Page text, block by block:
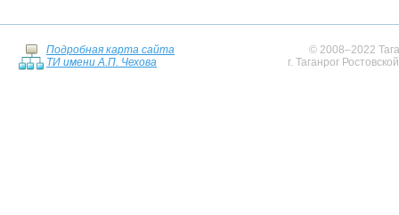
Подробная карта сайта
ТИ имени А.П. Чехова
© 2008–2022
г. Таганрог